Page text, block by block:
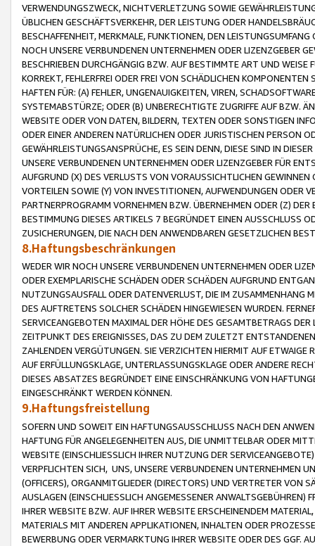
VERWENDUNGSZWECK, NICHTVERLETZUNG SOWIE
ÜBLICHEN GESCHÄFTSVERKEHR, DER LEISTUNG ODER
BESCHAFFENHEIT, MERKMALE, FUNKTIONEN, DEN
NOCH UNSERE VERBUNDENEN UNTERNEHMEN ODER LIZENZGEBER
BESCHRIEBEN DURCHGÄNGIG BZW. AUF BESTIMMTE ART UND
KORREKT, FEHLERFREI ODER FREI VON SCHÄDLICHEN
HAFTEN FÜR: (A) FEHLER, UNGENAUIGKEITEN, VIREN,
SYSTEMABSTÜRZE; ODER (B) UNBERECHTIGTE ZUGRIFFE AUF BZW.
WEBSITE ODER VON DATEN, BILDERN, TEXTEN ODER SONSTIGEN
ODER EINER ANDEREN NATÜRLICHEN ODER JURISTISCHEN PERSON
GEWÄHRLEISTUNGSANSPRÜCHE, ES SEIN DENN, DIESE SIND IN
UNSERE VERBUNDENEN UNTERNEHMEN ODER LIZENZGEBER FÜR
AUFGRUND (X) DES VERLUSTS VON VORAUSSICHTLICHEN
VORTEILEN SOWIE (Y) VON INVESTITIONEN, AUFWENDUNGEN ODER
PARTNERPROGRAMM VORNEHMEN BZW. ÜBERNEHMEN ODER (Z)
BESTIMMUNG DIESES ARTIKELS 7 BEGRÜNDET EINEN AUSSCHLUSS
ZUSICHERUNGEN, DIE NACH DEN ANWENDBAREN GESETZLICHEN
8.Haftungsbeschränkungen
WEDER WIR NOCH UNSERE VERBUNDENEN UNTERNEHMEN ODER
ODER EXEMPLARISCHE SCHÄDEN ODER SCHÄDEN AUFGRUND
NUTZUNGSAUSFALL ODER DATENVERLUST, DIE IM ZUSAMMENHANG
DES AUFTRETENS SOLCHER SCHÄDEN HINGEWIESEN WURDEN.
SERVICEANGEBOTEN MAXIMAL DER HÖHE DES GESAMTBETRAGS
ZEITPUNKT DES EREIGNISSES, DAS ZU DEM ZULETZT
ZAHLENDEN VERGÜTUNGEN. SIE VERZICHTEN HIERMIT AUF
AUF ERFÜLLUNGSKLAGE, UNTERLASSUNGSKLAGE ODER ANDERE
DIESES ABSATZES BEGRÜNDET EINE EINSCHRÄNKUNG VON
EINGESCHRÄNKT WERDEN KÖNNEN.
9.Haftungsfreistellung
SOFERN UND SOWEIT EIN HAFTUNGSAUSSCHLUSS NACH DEN
HAFTUNG FÜR ANGELEGENHEITEN AUS, DIE UNMITTELBAR ODER
WEBSITE (EINSCHLIESSLICH IHRER NUTZUNG DER
VERPFLICHTEN SICH, UNS, UNSERE VERBUNDENEN UNTERNEHMEN
(OFFICERS), ORGANMITGLIEDER (DIRECTORS) UND VERTRETER VON
AUSLAGEN (EINSCHLIESSLICH ANGEMESSENER
IHRER WEBSITE BZW. AUF IHRER WEBSITE ERSCHEINENDEM
MATERIALS MIT ANDEREN APPLIKATIONEN, INHALTEN ODER
BEWERBUNG ODER VERMARKTUNG IHRER WEBSITE ODER DES GGF.